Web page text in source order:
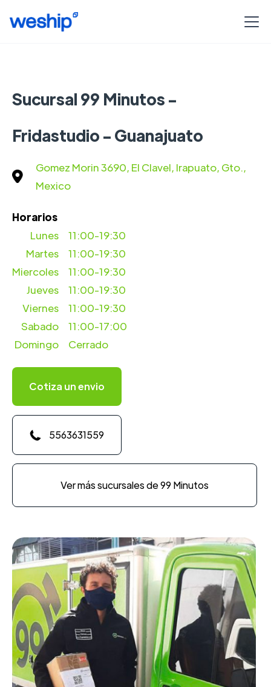
Sucursal 99 Minutos -
Fridastudio - Guanajuato
Gomez Morin 3690, El Clavel, Irapuato, Gto.,
Mexico
Horarios
11:00-19:30
Martes
Miercoles
Lunes
11:00-19:30
11:00-19:30
Jueves
11:00-19:30
Viernes
11:00-19:30
Sabado
11:00-17:00
Domingo
Cerrado
Cotiza un envio
5563631559
Ver más sucursales de 99 Minutos